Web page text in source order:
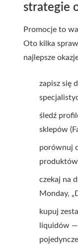
strategie
Promocje to
Oto kilka
najlepsze
zapisz się
śledź
sklepów
porównuj
czekaj na
Monday,
kupuj
liquidów